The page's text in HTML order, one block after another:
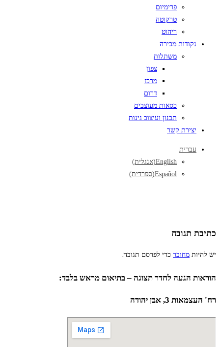
פרימיום
טרקוטה
ריהוט
נקודות מכירה
משתלות
צפון
מרכז
דרום
כסאות מעוצבים
תכנון ועיצוב גינות
יצירת קשר
עברית
English
(אנגלית)
Español
(ספרדית)
כתיבת תגובה
יש להיות מחובר כדי לפרסם תגובה.
הוראות הגעה לחדר תצוגה – בתיאום מראש בלבד:
רח' העצמאות 3, אבן יהודה